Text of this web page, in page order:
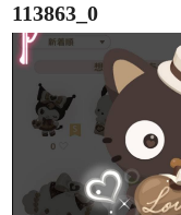
113863_0